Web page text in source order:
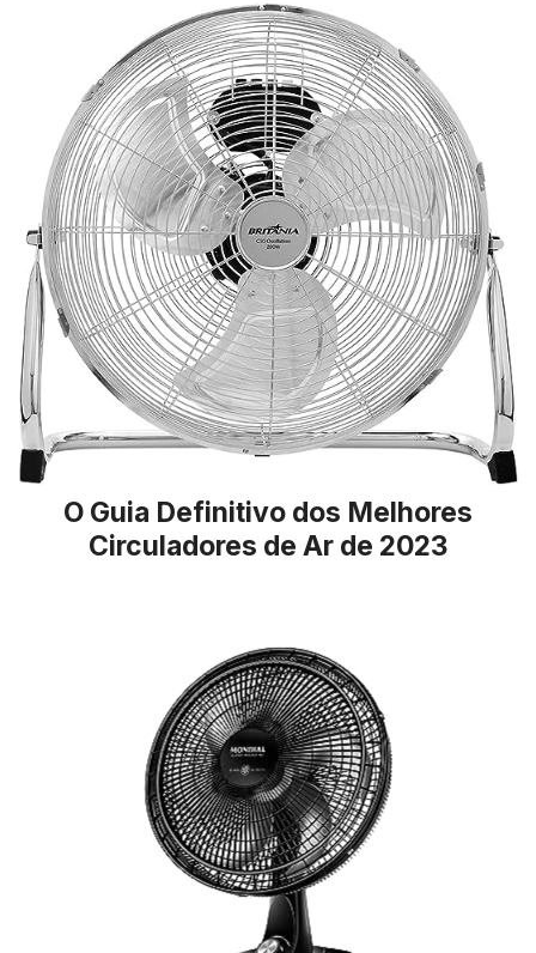
O Guia Definitivo dos Melhores
Circuladores de Ar de 2023